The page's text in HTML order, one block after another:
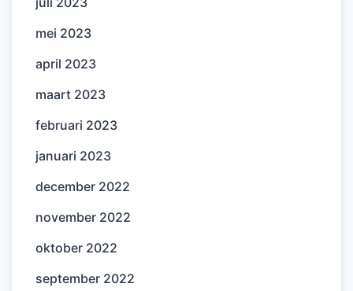
mei 2023
april 2023
maart 2023
februari 2023
januari 2023
december 2022
november 2022
oktober 2022
september 2022